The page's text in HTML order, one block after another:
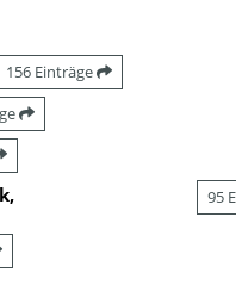
156 Einträge
95